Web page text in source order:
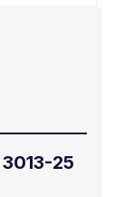
25